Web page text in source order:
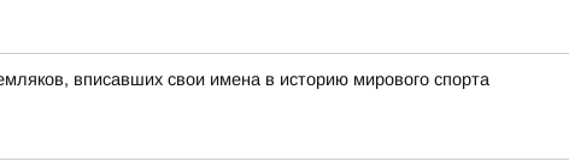
вписавших свои имена в историю мирового спорта